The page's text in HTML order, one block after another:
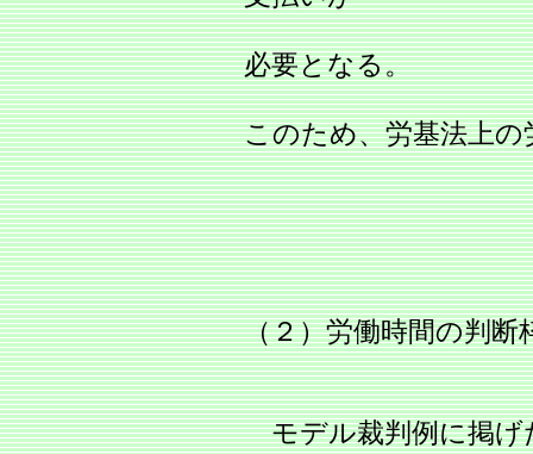
必要となる。
このため、労基法上
（２）労働時間の判断
モデル裁判例に掲げ